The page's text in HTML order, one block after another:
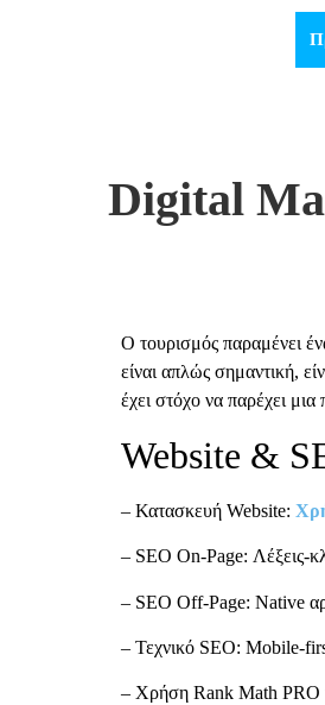
Digital
Ο τουρισμός παραμένει
είναι απλώς σημαντική,
έχει στόχο να παρέχει
Website &
– Κατασκευή Website:
– SEO On-Page: Λέξεις-
– SEO Off-Page: Native
– Τεχνικό SEO: Mobile-
– Χρήση Rank Math PRO